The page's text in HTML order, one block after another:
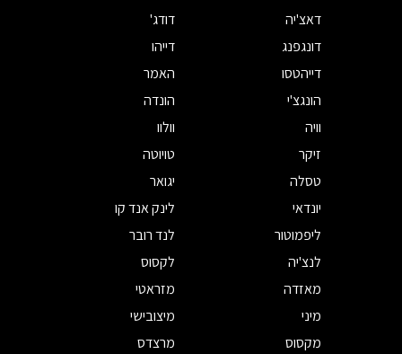
דאצ'יה
דודג'
דונגפנג
דייהו
דייהטסו
האמר
הונגצ'י
הונדה
וויה
וולוו
זיקר
טויוטה
טסלה
יגואר
יונדאי
לינק אנד קו
ליפמוטור
לנד רובר
לנצ'יה
לקסוס
מאזדה
מזראטי
מיני
מיצובישי
מקסוס
מרצדס